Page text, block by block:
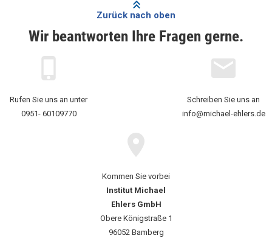
Wir beantworten Ihre Fragen gerne.
Zurück nach oben
Rufen Sie uns an unter
0951- 60109770
Schreiben Sie uns an
info@michael-ehlers.de
Kommen Sie vorbei
Institut Michael
Ehlers GmbH
Obere Königstraße 1
96052 Bamberg